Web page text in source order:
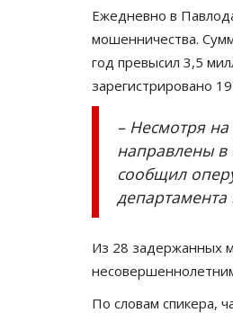
Ежедневно в
мошенничества.
год превысил 3,5
зарегистрировано
– Несмотря на
направлены в
сообщил
Из 28 задержанных
По словам спикера,